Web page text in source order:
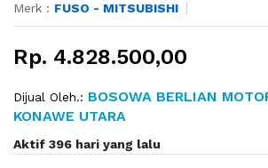
Merk : FUSO - MITSUBISHI
Rp. 4.828.500,00
Dijual Oleh.: BOSOWA BERLIAN
KONAWE UTARA
Aktif 396 hari yang lalu